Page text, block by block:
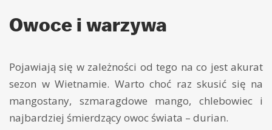
Owoce i warzywa
Pojawiają się w zależności od tego na co jest akurat
sezon w Wietnamie. Warto choć raz skusić się na
mangostany, szmaragdowe mango, chlebowiec i
najbardziej śmierdzący owoc świata – durian.